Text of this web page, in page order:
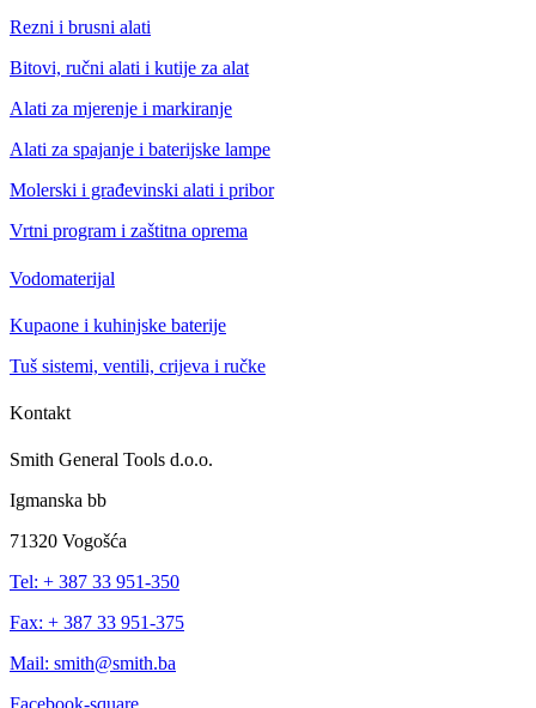
Rezni i brusni alati
Bitovi, ručni alati i kutije za alat
Alati za mjerenje i markiranje
Alati za spajanje i baterijske lampe
Molerski i građevinski alati i pribor
Vrtni program i zaštitna oprema
Vodomaterijal
Kupaone i kuhinjske baterije
Tuš sistemi, ventili, crijeva i ručke
Kontakt
Smith General Tools d.o.o.
Igmanska bb
71320 Vogošća
Tel: + 387 33 951-350
Fax: + 387 33 951-375
Mail: smith@smith.ba